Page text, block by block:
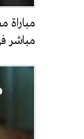
مباراة
مباشر